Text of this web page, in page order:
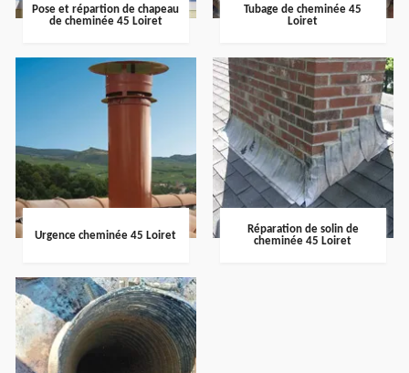
Pose et répartion de chapeau
de cheminée 45 Loiret
Tubage de cheminée 45
Loiret
Urgence cheminée 45 Loiret
Réparation de solin de
cheminée 45 Loiret